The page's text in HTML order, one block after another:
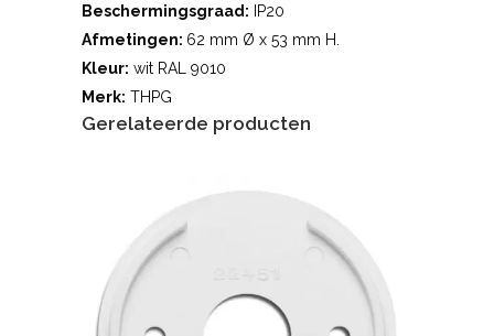
Beschermingsgraad: IP20
Afmetingen: 62 mm Ø x 53 mm H.
Kleur: wit RAL 9010
Merk: THPG
Gerelateerde producten